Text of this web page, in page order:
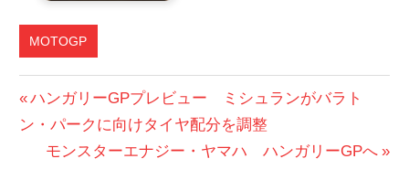
MOTOGP
MOTOGP
投
稿
前
の
ハンガリーGPプレビュー ミシュランがバラト
ン・パークに向けタイヤ配分を調整
次
モンスターエナジー・ヤマハ ハンガリーGPへ